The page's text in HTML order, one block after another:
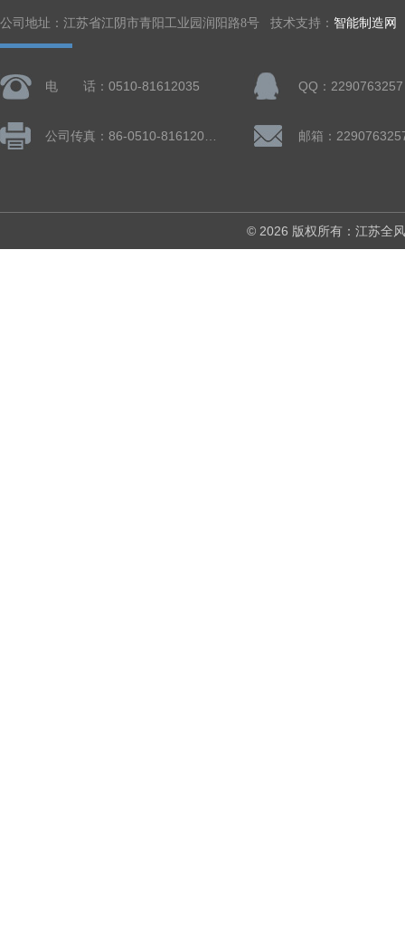
公司地址：江苏省江阴市青阳工业园润阳路8号 技术支持： 智能制造网
电 话：0510-81612035 QQ：2290763257
邮箱：
© 2026 版权所有：江苏全